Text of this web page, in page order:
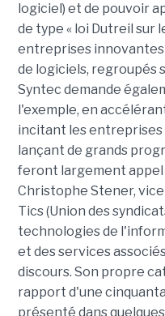
logiciel) et de pouvoir
de type « loi Dutreil sur
entreprises innovantes
de logiciels, regroupés
Syntec demande
l'exemple, en
incitant les entreprises
lançant de grands
feront largement appel
Christophe Stener,
Tics (Union des
technologies de
et des services
discours. Son propre
rapport d'une
présenté dans